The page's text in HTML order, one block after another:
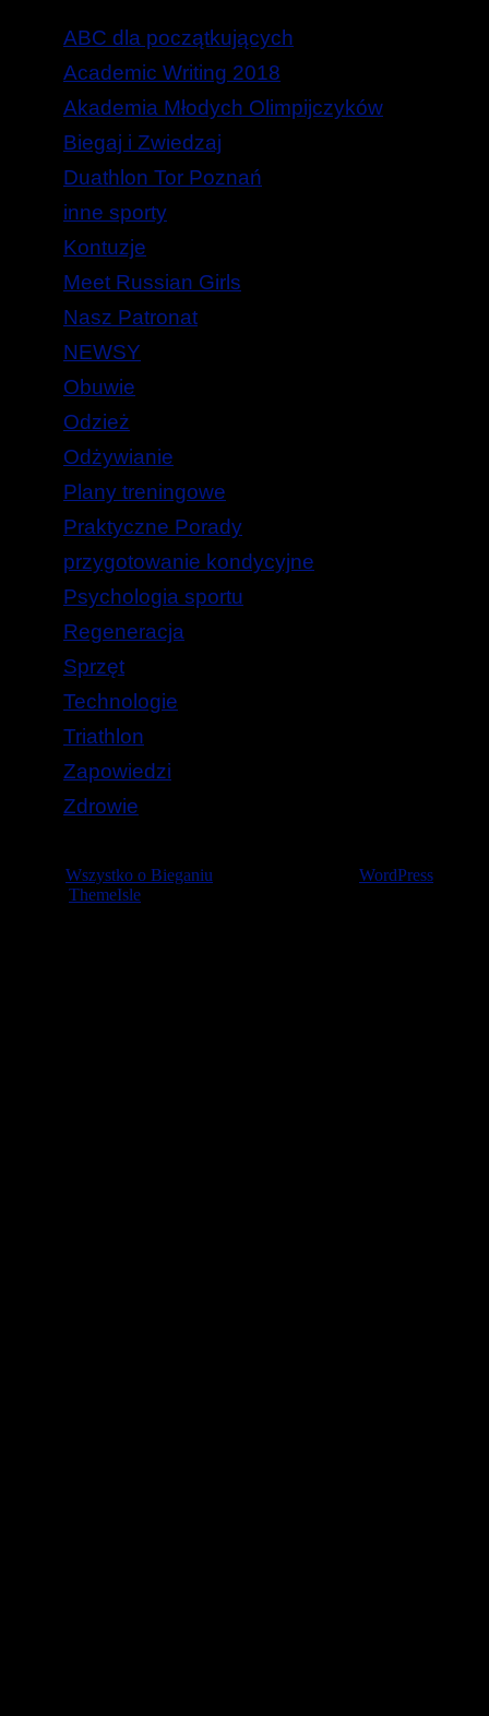
ABC dla początkujących
Academic Writing 2018
Akademia Młodych Olimpijczyków
Biegaj i Zwiedzaj
Duathlon Tor Poznań
inne sporty
Kontuzje
Meet Russian Girls
Nasz Patronat
NEWSY
Obuwie
Odzież
Odżywianie
Plany treningowe
Praktyczne Porady
przygotowanie kondycyjne
Psychologia sportu
Regeneracja
Sprzęt
Technologie
Triathlon
Zapowiedzi
Zdrowie
Wszystko o Bieganiu
WordPress
ThemeIsle